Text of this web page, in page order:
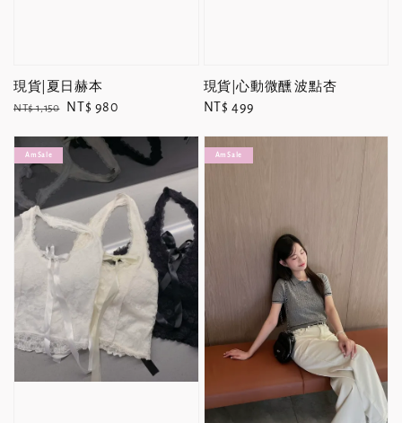
現貨|夏日赫本
Regular
NT$ 1,150
Sale
NT$ 980
現貨|心動微醺 波點杏
Regular
NT$ 499
Am Sale Am Sale